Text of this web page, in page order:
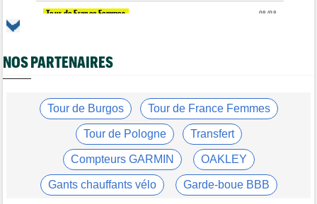
08/08
Tour de France Femmes
Niedermaier : "J’ai dit à Kasia que ce n’est pas fini"
08/08
Tour de France Femmes
Lorena Wiebes : "Je dois encore finir la journée de demain"
Tour de France Femmes
Demi Vollering : "Cela prouve que si on rêve en grand..."
08/08
Tour d'Espagne
NOS PARTENAIRES
Tour de Burgos Tour de France Femmes
Tour de Pologne Transfert
Compteurs GARMIN OAKLEY
Gants chauffants vélo Garde-boue BBB